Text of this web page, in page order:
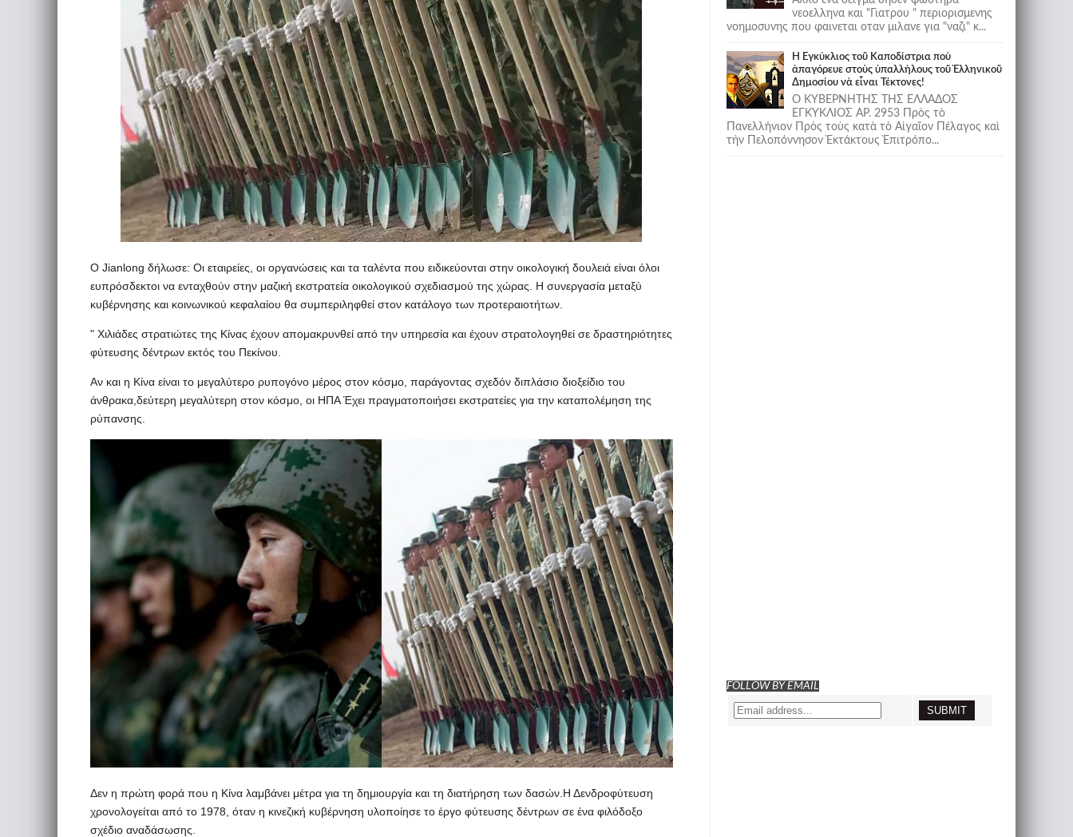
Ο Jianlong δήλωσε: Οι εταιρείες, οι οργανώσεις και τα ταλέντα που ειδικεύονται στην οικολογική δουλειά είναι όλοι
ευπρόσδεκτοι να ενταχθούν στην μαζική εκστρατεία οικολογικού σχεδιασμού της χώρας. Η συνεργασία μεταξύ
κυβέρνησης και κοινωνικού κεφαλαίου θα συμπεριληφθεί στον κατάλογο των προτεραιοτήτων.
" Χιλιάδες στρατιώτες της Κίνας έχουν απομακρυνθεί από την υπηρεσία και έχουν στρατολογηθεί σε δραστηριότητες
φύτευσης δέντρων εκτός του Πεκίνου.
Αν και η Κίνα είναι το μεγαλύτερο ρυπογόνο μέρος στον κόσμο, παράγοντας σχεδόν διπλάσιο διοξείδιο του
άνθρακα,δεύτερη μεγαλύτερη στον κόσμο, οι ΗΠΑ Έχει πραγματοποιήσει εκστρατείες για την καταπολέμηση της
ρύπανσης.
Δεν η πρώτη φορά που η Κίνα λαμβάνει μέτρα για τη δημιουργία και τη διατήρηση των δασών.Η Δενδροφύτευση
χρονολογείται από το 1978, όταν η κινεζική κυβέρνηση υλοποίησε το έργο φύτευσης δέντρων σε ένα φιλόδοξο
σχέδιο αναδάσωσης.
νεοελληνα και "Γιατρου " περιορισμενης
νοημοσυνης που φαινεται οταν μιλανε για "ναζι" κ...
Ἡ Ἐγκύκλιος τοῦ Καποδίστρια ποὺ
ἀπαγόρευε στοὺς ὑπαλλήλους τοῦ Ἑλληνικοῦ
Δημοσίου νὰ εἶναι Τέκτονες!
Ο ΚΥΒΕΡΝΗΤΗΣ ΤΗΣ ΕΛΛΑΔΟΣ
ΕΓΚΥΚΛΙΟΣ ΑΡ. 2953 Πρὸς τὸ
Πανελλήνιον Πρὸς τοὺς κατὰ τὸ Αἰγαῖον Πέλαγος καὶ
τὴν Πελοπόννησον Ἐκτάκτους Ἐπιτρόπο...
FOLLOW BY EMAIL